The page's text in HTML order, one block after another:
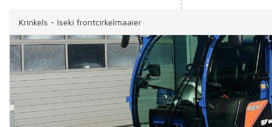
Krinkels - Iseki frontcirkelmaaier